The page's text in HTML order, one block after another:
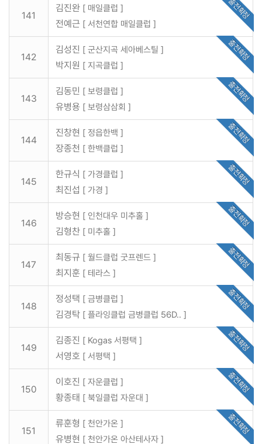
141 출전확정
김진완 [ 매일클럽 ]
전예근 [ 서천연합 매일클럽 ]
142 출전확정
김성진 [ 군산지곡 세아베스틸 ]
박지원 [ 지곡클럽 ]
143 출전확정
김동민 [ 보령클럽 ]
유병용 [ 보령삼삼회 ]
144 출전확정
진창현 [ 정읍한백 ]
장종천 [ 한백클럽 ]
145 출전확정
한규식 [ 가경클럽 ]
최진섭 [ 가경 ]
146 출전확정
방승현 [ 인천대우 미추홀 ]
김형찬 [ 미추홀 ]
147 출전확정
최동규 [ 월드클럽 굿프렌드 ]
최지훈 [ 테라스 ]
148 출전확정
정성택 [ 금병클럽 ]
김경탁 [ 플라잉클럽 금병클럽 56D.. ]
149 출전확정
김종진 [ Kogas 서평택 ]
서영호 [ 서평택 ]
150 출전확정
이호진 [ 자운클럽 ]
황종태 [ 북일클럽 자운대 ]
151 출전확정
류훈형 [ 천안가온 ]
유병현 [ 천안가온 아산테사자 ]